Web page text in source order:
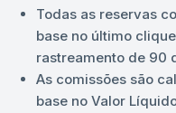
Todas as reservas
base no último
rastreamento de 90
As comissões são
base no Valor